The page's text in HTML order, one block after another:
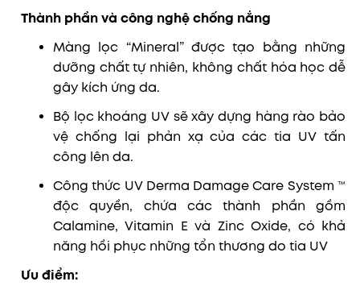
Thành phần và công nghệ chống nắng
Màng lọc “Mineral” được tạo bằng những
dưỡng chất tự nhiên, không chất hóa học dễ
gây kích ứng da.
Bộ lọc khoáng UV sẽ xây dựng hàng rào bảo
vệ chống lại phản xạ của các tia UV tấn
công lên da.
Công thức UV Derma Damage Care System ™
độc quyền, chứa các thành phần gồm
Calamine, Vitamin E và Zinc Oxide, có khả
năng hồi phục những tổn thương do tia UV
Ưu điểm: